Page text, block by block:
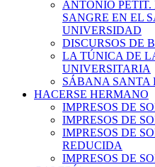
ANTONIO PETIT.
SANGRE EN EL
UNIVERSIDAD
DISCURSOS DE
LA TÚNICA DE
UNIVERSITARIA
SÁBANA SANTA
HACERSE HERMANO
IMPRESOS DE
IMPRESOS DE
IMPRESOS DE
REDUCIDA
IMPRESOS DE